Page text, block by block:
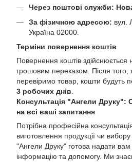
Через поштові служби:
За фізичною адресою: вул.
Україна 02000.
Терміни повернення коштів
Повернення коштів здійснюється
грошовим переказом. Після
перевіримо товар, кошти будуть
3 робочих днів
Консультація "Ангели Друку":
на всі ваші запитання
Потрібна професійна
виготовлення продукції чи
"Ангели Друку" готова надати
інформацію та допомогу. Ми